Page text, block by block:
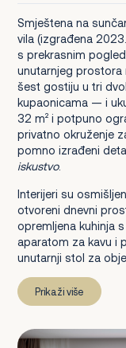
Smještena na
vila (izgrađena
s prekrasnim
unutarnjeg prostora
šest gostiju u tri
kupaonicama — i
32 m² i potpuno
privatno okruženje
pomno izrađeni
iskustvo.
Interijeri su
otvoreni dnevni
opremljena kuhinja
aparatom za kavu i
unutarnji stol za
Prikaži više